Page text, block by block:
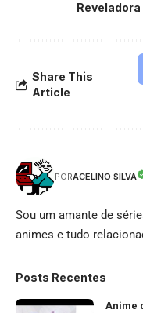
Reveladora
Share This
Article
PORACELINO SILVA
Sou um amante de
animes e tudo
Posts Recentes
Anime